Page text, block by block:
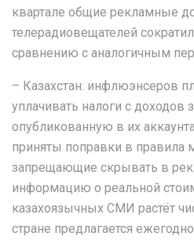
квартале общие рекламные
телерадиовещателей
сравнению с аналогичным
– Казахстан: инфлюэнсеров
уплачивать налоги с доходов
опубликованную в их
приняты поправки в правила
запрещающие скрывать в
информацию о реальной
казахоязычных СМИ растёт
стране предлагается